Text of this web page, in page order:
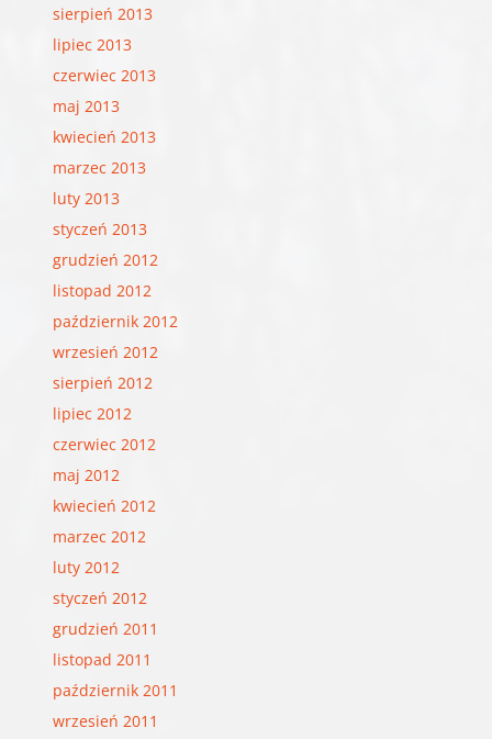
sierpień 2013
lipiec 2013
czerwiec 2013
maj 2013
kwiecień 2013
marzec 2013
luty 2013
styczeń 2013
grudzień 2012
listopad 2012
październik 2012
wrzesień 2012
sierpień 2012
lipiec 2012
czerwiec 2012
maj 2012
kwiecień 2012
marzec 2012
luty 2012
styczeń 2012
grudzień 2011
listopad 2011
październik 2011
wrzesień 2011